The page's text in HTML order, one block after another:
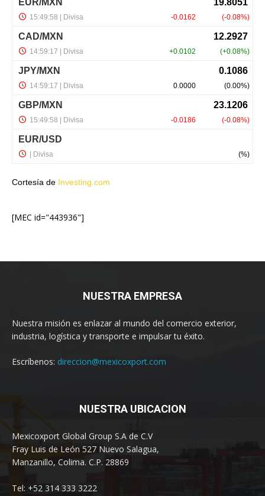
Cortesía de Investing.com
[MEC id="443936"]
NUESTRA EMPRESA
Nuestra misión es enlazar al mundo del comercio exterior,
industria, logística y transporte e impulsar tu éxito.
Escríbenos: direccion@mexicoxport.com
NUESTRA UBICACION
Mexicoxport Global Group S.A de C.V
Fray Luis de León 527 Nuevo Salagua,
Manzanillo, Colima. C.P. 28869
Tel: +52 314 333 3222